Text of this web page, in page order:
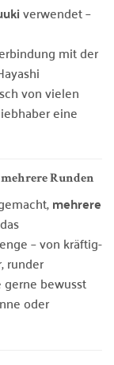
verwendet –
mit der
von vielen
eine
Runden
mehrere
– von kräftig-
runder
bewusst
oder